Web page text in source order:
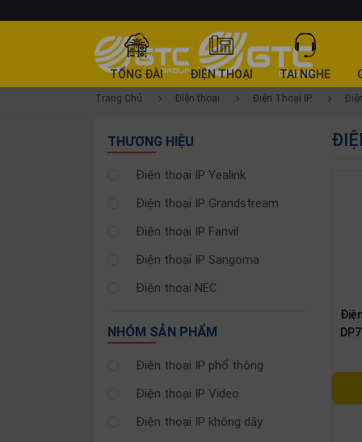
TỔNG ĐÀI ĐIỆN THOẠI TAI NGHE
Trang Chủ Điện thoại Điện Thoại IP
THƯƠNG HIỆU
Điện thoại IP Yealink
Điện thoại IP Grandstream
Điện thoại IP Fanvil
Điện thoại IP Sangoma
Điện thoại NEC
NHÓM SẢN PHẨM
Điện thoại IP phổ thông
Điện thoại IP Video
Điện thoại IP không dây
MỤC